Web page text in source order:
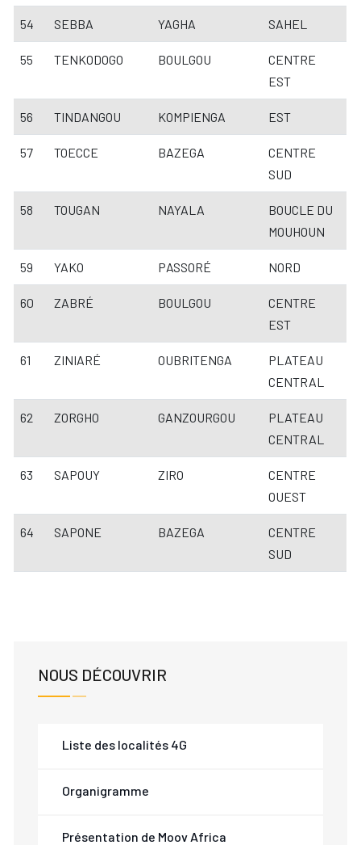
NOUS DÉCOUVRIR
Liste des localités 4G
Organigramme
Présentation de Moov Africa
54 SEBBA YAGHA SAHEL
55 TENKODOGO BOULGOU
CENTRE
EST
56 TINDANGOU KOMPIENGA EST
57 TOECCE BAZEGA
CENTRE
SUD
58 TOUGAN NAYALA
BOUCLE DU
MOUHOUN
59 YAKO PASSORÉ NORD
60 ZABRÉ BOULGOU
CENTRE
EST
61 ZINIARÉ OUBRITENGA
PLATEAU
CENTRAL
62 ZORGHO GANZOURGOU
PLATEAU
CENTRAL
63 SAPOUY ZIRO
CENTRE
OUEST
64 SAPONE BAZEGA
CENTRE
SUD​